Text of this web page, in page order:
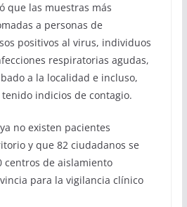
que las muestras más
a personas de
positivos al virus, individuos
respiratorias agudas,
a la localidad e incluso,
indicios de contagio.
no existen pacientes
y que 82 ciudadanos se
centros de aislamiento
para la vigilancia clínico